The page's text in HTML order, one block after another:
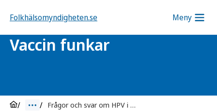
Folkhälsomyndigheten.se Meny
Vaccin funkar
Frågor och svar om HPV i barnvaccinationsprogrammet